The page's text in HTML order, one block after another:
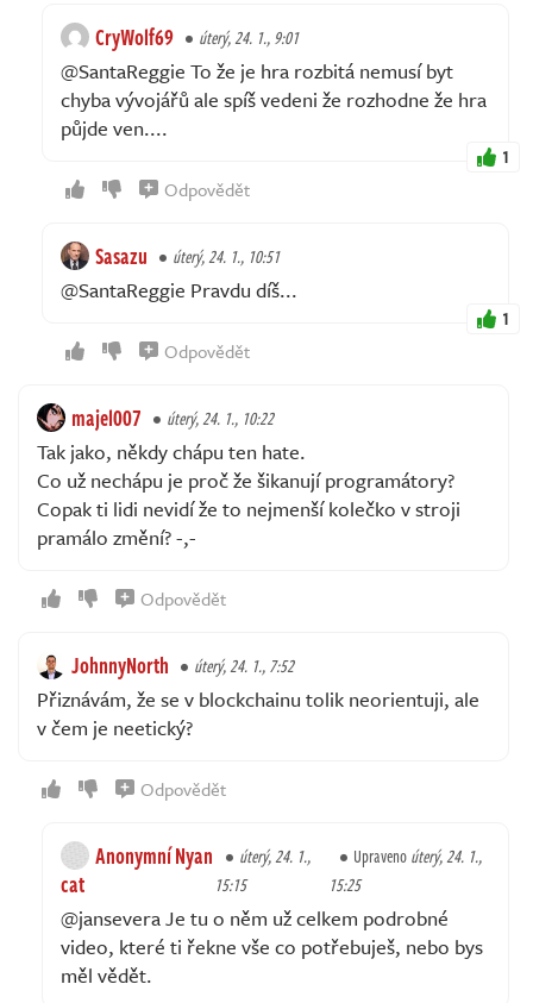
CryWolf69 úterý, 24. 1., 9:01
@SantaReggie To že je hra rozbitá nemusí byt
chyba vývojářů ale spíš vedeni že rozhodne že hra
půjde ven....
1
Odpovědět
Sasazu úterý, 24. 1., 10:51
@SantaReggie Pravdu díš...
1
Odpovědět
majel007 úterý, 24. 1., 10:22
Tak jako, někdy chápu ten hate.
Co už nechápu je proč že šikanují programátory?
Copak ti lidi nevidí že to nejmenší kolečko v stroji
pramálo změní? -,-
Odpovědět
JohnnyNorth úterý, 24. 1., 7:52
Přiznávám, že se v blockchainu tolik neorientuji, ale
v čem je neetický?
Odpovědět
Anonymní Nyan
cat
úterý, 24. 1.,
15:15
Upravenoúterý, 24. 1.,
15:25
@jansevera Je tu o něm už celkem podrobné
video, které ti řekne vše co potřebuješ, nebo bys
měl vědět.